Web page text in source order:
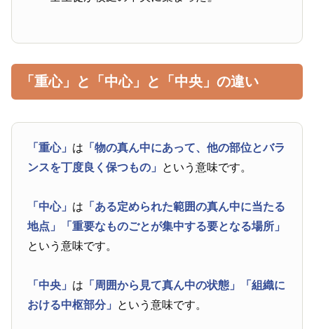
「重心」と「中心」と「中央」の違い
「重心」 は 「物の真ん中にあって、他の部位とバラ
ンスを丁度良く保つもの」 という意味です。
「中心」 は 「ある定められた範囲の真ん中に当たる
地点」
「重要なものごとが集中する要となる場所」
という意味です。
「中央」 は 「周囲から見て真ん中の状態」
「組織に
おける中枢部分」 という意味です。